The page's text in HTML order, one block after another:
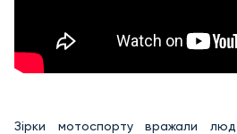
Зірки мотоспорту вражали